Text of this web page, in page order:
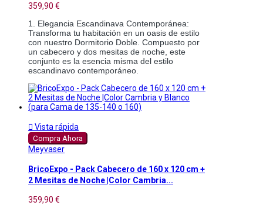
359,90 €
1. Elegancia Escandinava Contemporánea:
Transforma tu habitación en un oasis de estilo
con nuestro Dormitorio Doble. Compuesto por
un cabecero y dos mesitas de noche, este
conjunto es la esencia misma del estilo
escandinavo contemporáneo.
 Vista rápida
Compra Ahora
Meyvaser
BricoExpo - Pack Cabecero de 160 x 120 cm +
2 Mesitas de Noche |Color Cambria...
359,90 €